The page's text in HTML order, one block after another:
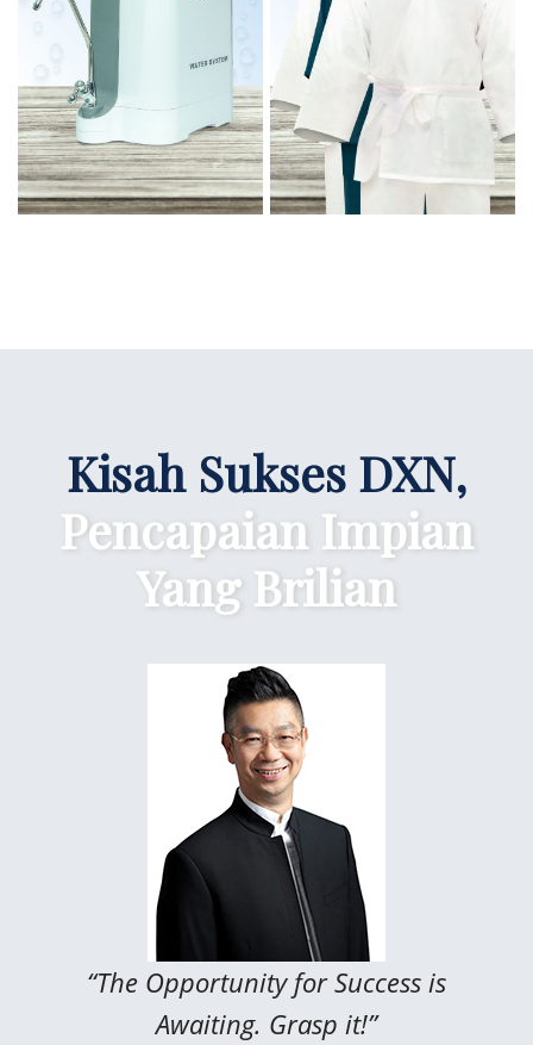
Kisah Sukses DXN,
Pencapaian Impian
Yang Brilian
“The Opportunity for Success is
Awaiting. Grasp it!”